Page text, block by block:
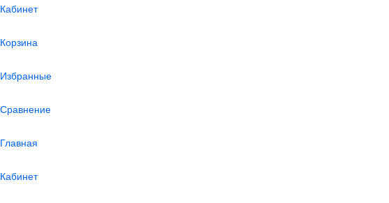
Кабинет
Корзина
Избранные
Сравнение
Главная
Кабинет